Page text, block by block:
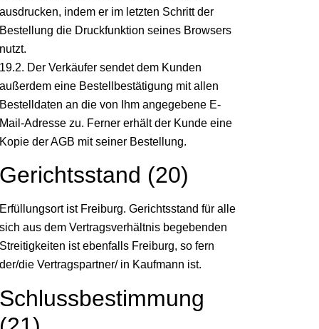
ausdrucken, indem er im letzten Schritt der
Bestellung die Druckfunktion seines Browsers
nutzt.
19.2. Der Verkäufer sendet dem Kunden
außerdem eine Bestellbestätigung mit allen
Bestelldaten an die von Ihm angegebene E-
Mail-Adresse zu. Ferner erhält der Kunde eine
Kopie der AGB mit seiner Bestellung.
Gerichtsstand (20)
Erfüllungsort ist Freiburg. Gerichtsstand für alle
sich aus dem Vertragsverhältnis begebenden
Streitigkeiten ist ebenfalls Freiburg, so fern
der/die Vertragspartner/ in Kaufmann ist.
Schlussbestimmung